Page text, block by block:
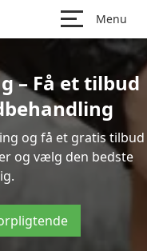
Menu
– Få et tilbud
og få et gratis tilbud
og vælg den bedste